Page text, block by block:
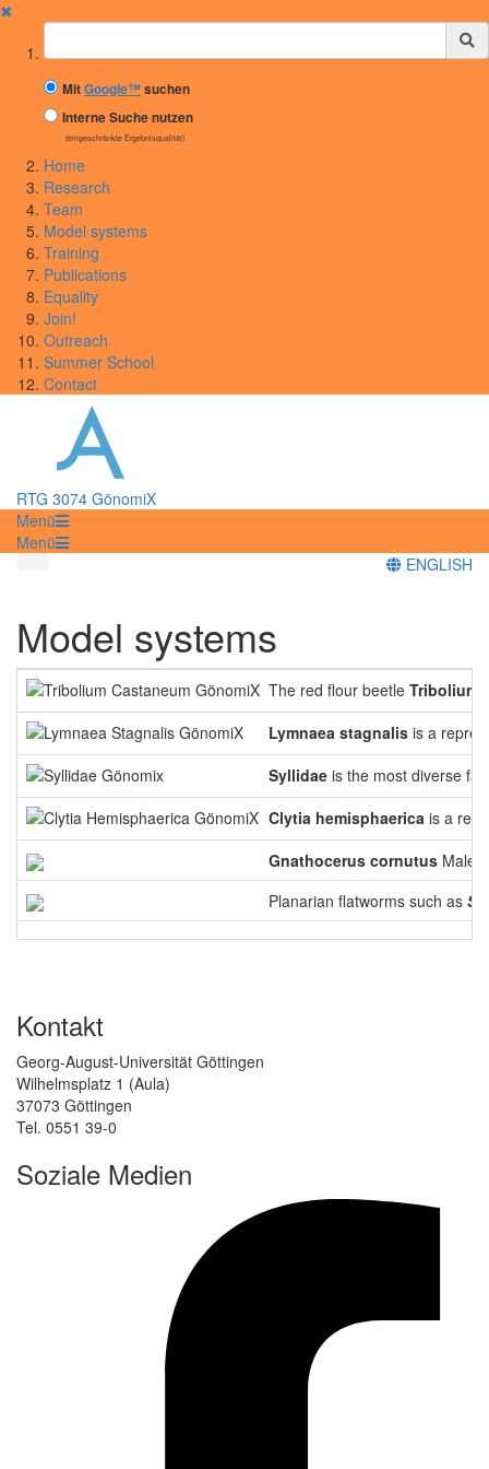
✖
Suchbegriff
MitGoogle™suchen
Interne Suche nutzen
(eingeschränkte Ergebnisqualität)
Home
Research
Team
Model systems
Training
Publications
Equality
Join!
Outreach
Summer School
Contact
RTG 3074 GönomiX
Menü
Menü
ENGLISH
Model systems
The red flour beetle Tribolium
Lymnaea stagnalis is a
Syllidae is the most diverse
Clytia hemisphaerica is a
Gnathocerus cornutus
Planarian flatworms such as
Kontakt
Georg-August-Universität Göttingen
Wilhelmsplatz 1 (Aula)
37073 Göttingen
Tel. 0551 39-0
Soziale Medien